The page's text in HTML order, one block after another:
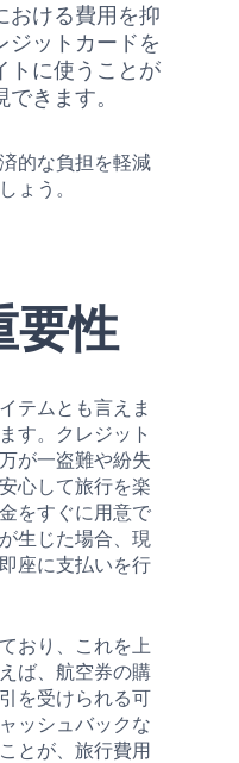
おける費用を抑
ジットカードを
トに使うことが
きます。
的な負担を軽減
ょう。
要性
テムとも言えま
す。クレジット
が一盗難や紛失
心して旅行を楽
をすぐに用意で
生じた場合、現
座に支払いを行
おり、これを上
ば、航空券の購
を受けられる可
ッシュバックな
とが、旅行費用